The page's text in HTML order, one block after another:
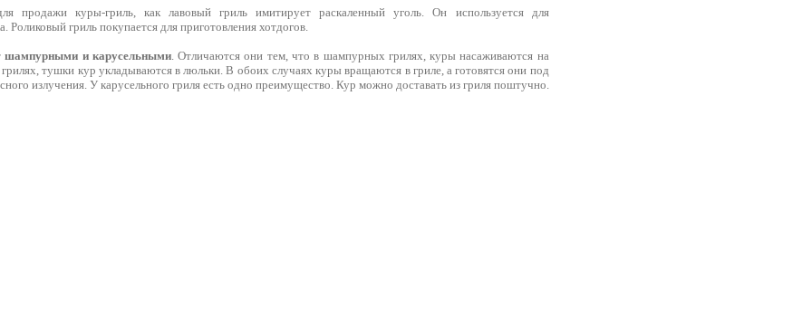
продажи куры-гриль, как лавовый гриль имитирует раскаленный уголь. Он используется для
Роликовый гриль покупается для приготовления хотдогов.
шампурными и карусельными. Отличаются они тем, что в шампурных грилях, куры насаживаются на
тушки кур укладываются в люльки. В обоих случаях куры вращаются в гриле, а готовятся они под
излучения. У карусельного гриля есть одно преимущество. Кур можно доставать из гриля поштучно.